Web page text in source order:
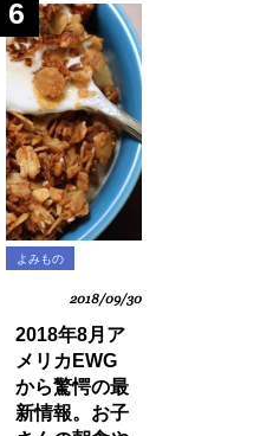
6
よみもの
2018/09/30
2018年8月ア
メリカEWG
から驚愕の最
新情報。お子